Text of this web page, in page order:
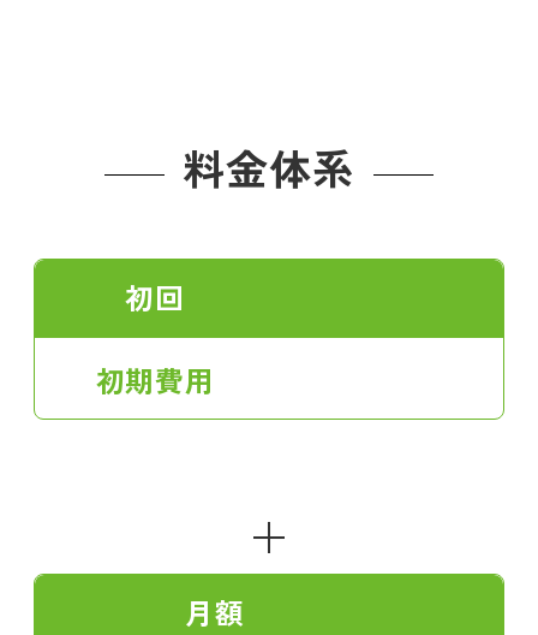
料金体系
初回
初期費用
＋
月額